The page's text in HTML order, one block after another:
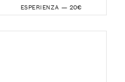
ESPERIENZA — 20€